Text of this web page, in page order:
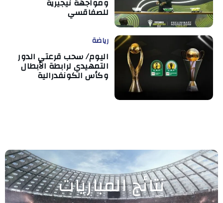
ومواجهة نيجيرية
للصفاقسي
رياضة
اليوم/ سحب قرعتي الدور
التمهيدي لرابطة الأبطال
وكأس الكونفدرالية
نتائج المباريات